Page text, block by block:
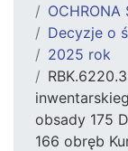
OCHRONA
Decyzje o
2025 rok
obsady 175
166 obręb